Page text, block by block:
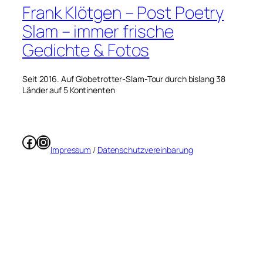
Frank Klötgen – Post Poetry
Slam – immer frische
Gedichte & Fotos
Seit 2016. Auf Globetrotter-Slam-Tour durch bislang 38
Länder auf 5 Kontinenten
Facebook
Instagram
Impressum / Datenschutzvereinbarung